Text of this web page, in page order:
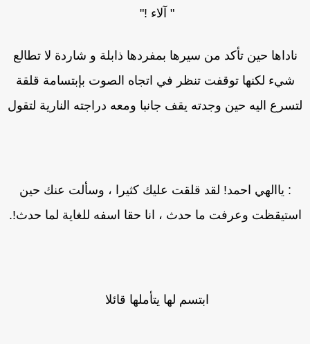
" آلاء !"
ناداها حين تأكد من سيرها بمفردها ذابلة و شاردة لا تطالع
شيء لكنها توقفت تنظر في اتجاه الصوت بإبتسامة قلقة
اليه حين وجدته يقف جانبا ومعه دراجته النارية لتقول
: ياالهي احمد! لقد قلقت عليك كثيرا ، وسألت عنك حين
وعرفت ما حدث ، انا حقا اسفه للغاية لما حدث!.
ابتسم لها يتأملها قائلا